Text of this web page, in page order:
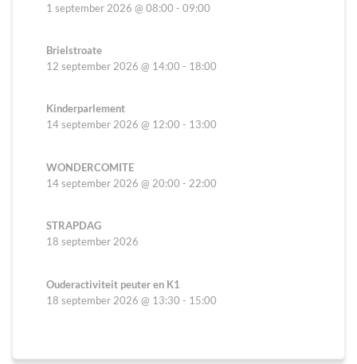
1 september 2026 @ 08:00 - 09:00
Brielstroate
12 september 2026 @ 14:00 - 18:00
Kinderparlement
14 september 2026 @ 12:00 - 13:00
WONDERCOMITE
14 september 2026 @ 20:00 - 22:00
STRAPDAG
18 september 2026
Ouderactiviteit peuter en K1
18 september 2026 @ 13:30 - 15:00